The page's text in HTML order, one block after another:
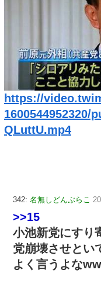
https://
1600544952320/
QLuttU.mp4
342: 名無しどんぶらこ
>>15
小池新党にすり
党崩壊させとい
よく言うよな